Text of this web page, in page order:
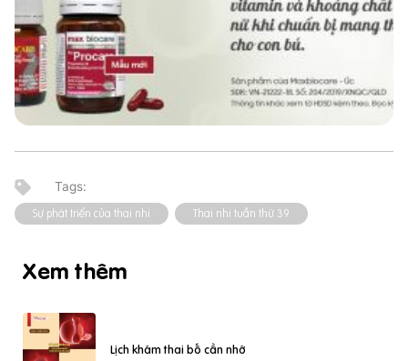
Sự phát triển của thai nhi Thai nhi tuần thứ 39
Xem thêm
Lịch khám thai bố cần nhớ